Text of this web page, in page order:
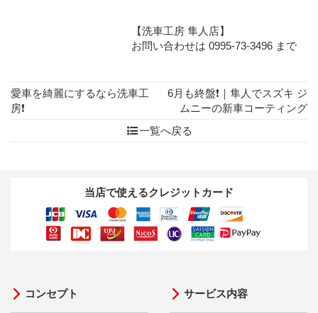
【洗車工房 隼人店】
お問い合わせは 0995-73-3496 まで
愛車を綺麗にするなら洗車工
房❗
6月も終盤❗｜隼人でスズキ ジ
ムニーの新車コーティング
一覧へ戻る
当店で使えるクレジットカード
コンセプト サービス内容